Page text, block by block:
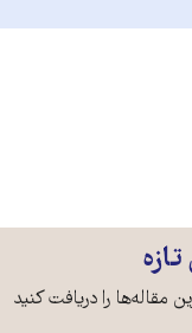
مقاله‌ها را دریافت کنید